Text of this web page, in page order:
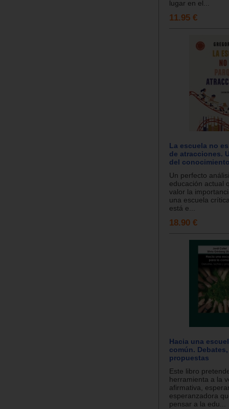
lugar en el...
11.95 €
La escuela no
de atracciones.
del
Un perfecto
educación actual
valor la
una escuela
está e...
18.90 €
Hacia una
común.
propuestas
Este libro
herramienta a la
afirmativa,
esperanzadora
pensar a la edu...